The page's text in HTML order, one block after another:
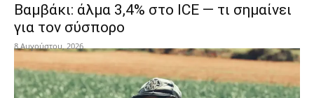
Βαμβάκι: άλμα 3,4% στο ICE — τι σημαίνει
για τον σύσπορο
8 Αυγούστου, 2026